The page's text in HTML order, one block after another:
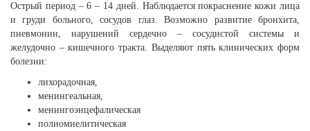
Острый период – 6 – 14 дней. Наблюдается покраснение кожи лица
и груди больного, сосудов глаз. Возможно развитие бронхита,
пневмонии, нарушений сердечно – сосудистой системы и
желудочно – кишечного тракта. Выделяют пять клинических форм
болезни:
лихорадочная,
менингеальная,
менингоэнцефалическая
полиомиелитическая